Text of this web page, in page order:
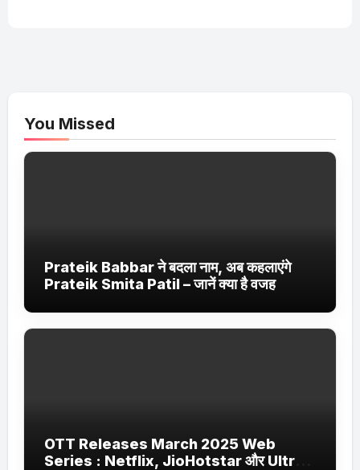
You Missed
Prateik Babbar ने बदला नाम, अब कहलाएंगे
Prateik Smita Patil – जानें क्या है वजह
OTT Releases March 2025 Web
Series : Netflix, JioHotstar और Ultra